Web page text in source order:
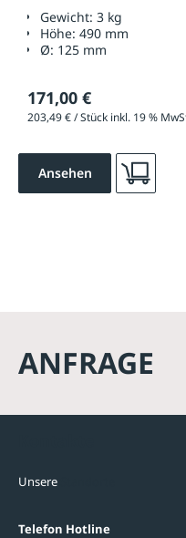
Gewicht: 3 kg
Höhe: 490 mm
Ø: 125 mm
171,00 €
203,49 € / Stück inkl. 19 %
Ansehen
ANFRAGE
Unsere
Telefon Hotline